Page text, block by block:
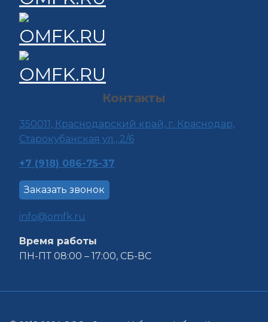
Контакты
350011, Краснодарский край, г. Краснодар,
Старокубанская ул., 2/6
+7 (918) 086-75-37
Заказать звонок
info@omfk.ru
Время работы
ПН-ПТ 08:00 – 17:00, СБ-ВС